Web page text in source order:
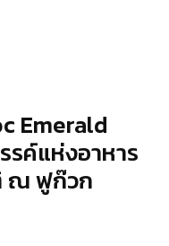
Emerald
รค์แห่งอาหาร
ณ ฟูก๊วก